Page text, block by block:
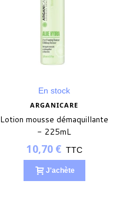
En stock
ARGANICARE
Lotion mousse démaquillante
- 225mL
10,70 € TTC
J'achète